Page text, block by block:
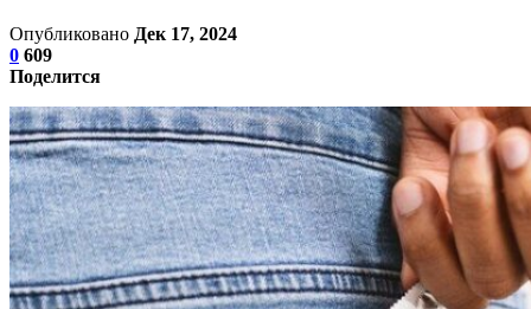
Опубликовано Дек 17, 2024
0 609
Поделится